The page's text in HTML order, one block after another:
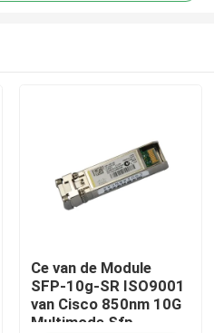
Ce van de Module
SFP-10g-SR ISO9001
van Cisco 850nm 10G
Multimode Sfp